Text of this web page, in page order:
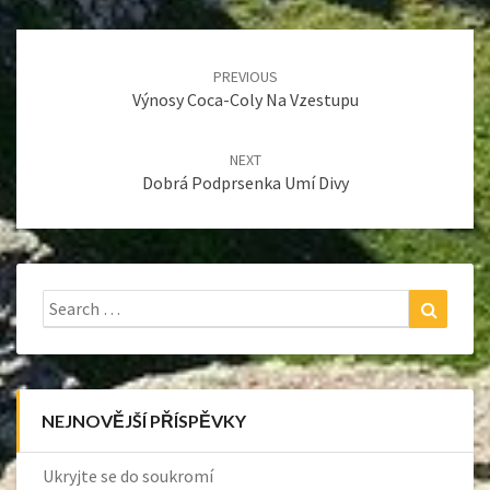
Post
navigation
PREVIOUS
Výnosy Coca-Coly Na Vzestupu
NEXT
Dobrá Podprsenka Umí Divy
Search
for:
Search
NEJNOVĚJŠÍ PŘÍSPĚVKY
Ukryjte se do soukromí